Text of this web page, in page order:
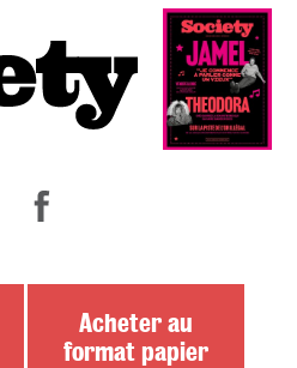
Acheter au
format papier